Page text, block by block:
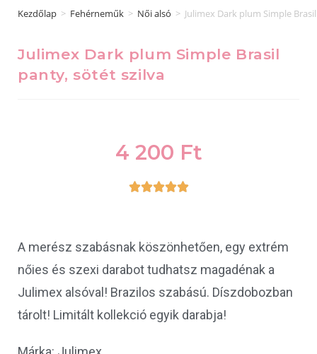
Kezdőlap > Fehérneműk > Női alsó > Julimex Dark plum Simple
Julimex Dark plum Simple Brasil
panty, sötét szilva
4 200 Ft

A merész szabásnak köszönhetően, egy extrém
nőies és szexi darabot tudhatsz magadénak a
Julimex alsóval! Brazilos szabású. Díszdobozban
tárolt! Limitált kollekció egyik darabja!